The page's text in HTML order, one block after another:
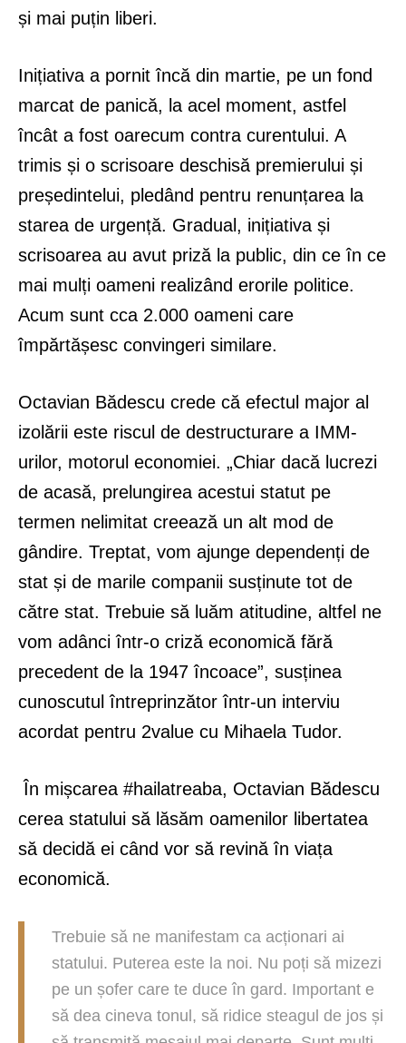
și mai puțin liberi.
Inițiativa a pornit încă din martie, pe un fond
marcat de panică, la acel moment, astfel
încât a fost oarecum contra curentului. A
trimis și o scrisoare deschisă premierului și
președintelui, pledând pentru renunțarea la
starea de urgență. Gradual, inițiativa și
scrisoarea au avut priză la public, din ce în ce
mai mulți oameni realizând erorile politice.
Acum sunt cca 2.000 oameni care
împărtășesc convingeri similare.
Octavian Bădescu crede că efectul major al
izolării este riscul de destructurare a IMM-
urilor, motorul economiei. „Chiar dacă lucrezi
de acasă, prelungirea acestui statut pe
termen nelimitat creează un alt mod de
gândire. Treptat, vom ajunge dependenți de
stat și de marile companii susținute tot de
către stat. Trebuie să luăm atitudine, altfel ne
vom adânci într-o criză economică fără
precedent de la 1947 încoace”, susținea
cunoscutul întreprinzător într-un interviu
acordat pentru 2value cu Mihaela Tudor.
În mișcarea #hailatreaba, Octavian Bădescu
cerea statului să lăsăm oamenilor libertatea
să decidă ei când vor să revină în viața
economică.
Trebuie să ne manifestam ca acționari ai
statului. Puterea este la noi. Nu poți să mizezi
pe un șofer care te duce în gard. Important e
să dea cineva tonul, să ridice steagul de jos și